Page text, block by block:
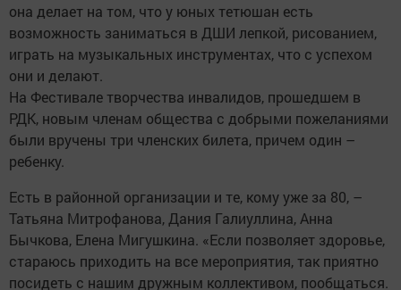
она делает на том, что у юных тетюшан есть
возможность заниматься в ДШИ лепкой, рисованием,
играть на музыкальных инструментах, что с успехом
они и делают.
На Фестивале творчества инвалидов, прошедшем в
РДК, новым членам общества с доб­рыми пожеланиями
были вручены три членских билета, причем один –
ребенку.
Есть в районной организации и те, кому уже за 80, –
Татьяна Митрофанова, Дания Галиуллина, Анна
Бычкова, Елена Мигушкина. «Если позволяет здоровье,
стараюсь приходить на все мероприятия, так приятно
посидеть с нашим дружным коллективом, пообщаться.